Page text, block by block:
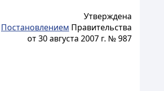
Утверждена
Постановлением Правительства
от 30 августа 2007 г. № 987